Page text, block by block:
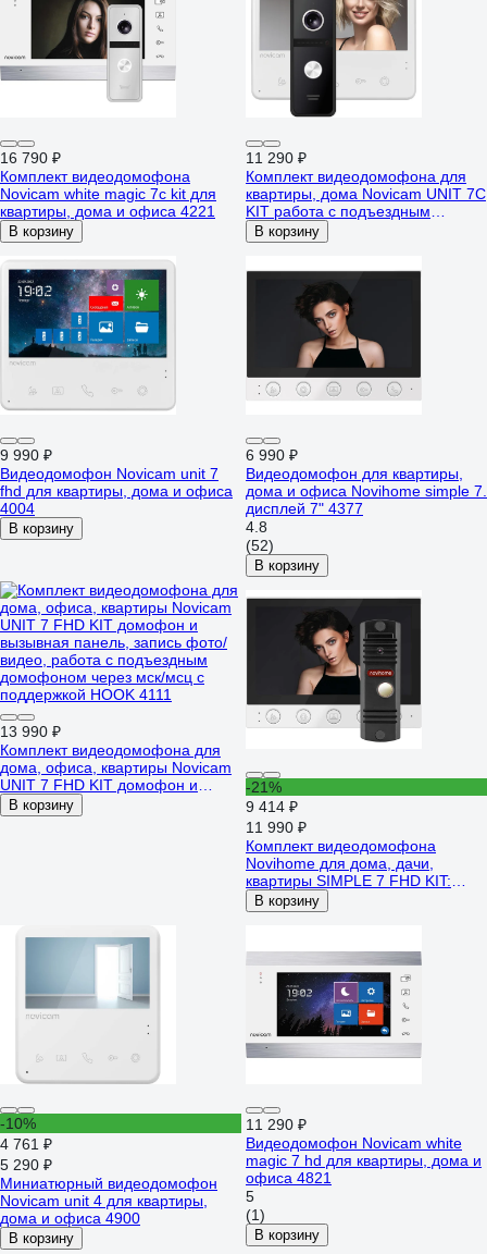
16 790 ₽
Комплект видеодомофона
Novicam white magic 7c kit для
квартиры, дома и офиса 4221
В корзину
11 290 ₽
Комплект видеодомофона для
квартиры, дома Novicam UNIT 7C
KIT работа с подъездным
домофоном Vizit, Cyfral, Eltis без
дополнительного оборудования,
В корзину
9 990 ₽
Видеодомофон Novicam unit 7
fhd для квартиры, дома и офиса
4004
В корзину
6 990 ₽
Видеодомофон для квартиры,
дома и офиса Novihome simple 7.
дисплей 7" 4377
4.8
(52)
В корзину
13 990 ₽
Комплект видеодомофона для
дома, офиса, квартиры Novicam
UNIT 7 FHD KIT домофон и
вызывная панель, запись фото/
видео, работа с подъездным
В корзину
-21%
9 414 ₽
11 990 ₽
Комплект видеодомофона
Novihome для дома, дачи,
квартиры SIMPLE 7 FHD KIT:
монитор и вызывная панель
FHD, функция Не беспокоить,
домофоном через модуль
сопряжения 4390
В корзину
-10%
4 761 ₽
5 290 ₽
Миниатюрный видеодомофон
Novicam unit 4 для квартиры,
дома и офиса 4900
В корзину
11 290 ₽
Видеодомофон Novicam white
magic 7 hd для квартиры, дома и
офиса 4821
5
(1)
В корзину